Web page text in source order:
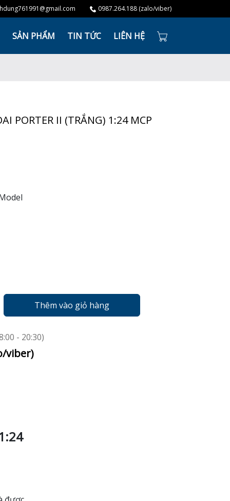
0987.264.188 (zalo/viber)
SẢN PHẨM TIN TỨC LIÊN HỆ
PORTER II (TRẮNG) 1:24 MCP
Thêm vào giỏ hàng
- 20:30)
viber)